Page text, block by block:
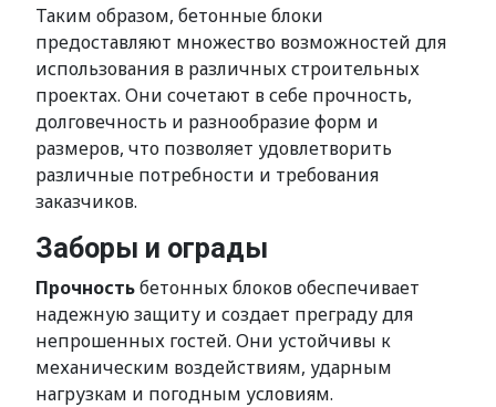
Таким образом, бетонные блоки
предоставляют множество возможностей для
использования в различных строительных
проектах. Они сочетают в себе прочность,
долговечность и разнообразие форм и
размеров, что позволяет удовлетворить
различные потребности и требования
заказчиков.
Заборы и ограды
Прочностьбетонных блоков обеспечивает
надежную защиту и создает преграду для
непрошенных гостей. Они устойчивы к
механическим воздействиям, ударным
нагрузкам и погодным условиям.